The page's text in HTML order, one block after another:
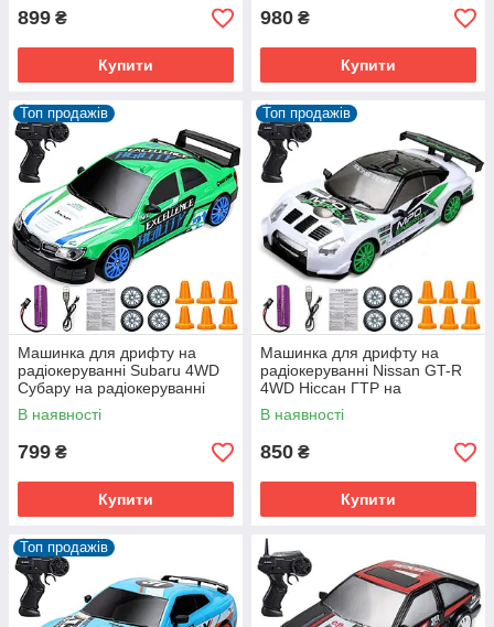
899 ₴
Купити
980 ₴
Купити
Топ продажів
Машинка для дрифту на
радіокеруванні Subaru 4WD
Субару на радіокеруванні
дрифт
В наявності
799 ₴
Купити
Топ продажів
Машинка для дрифту на
радіокеруванні Nissan GT-R
4WD Ніссан ГТР на
радіокеруванні дрифт
В наявності
850 ₴
Купити
Топ продажів